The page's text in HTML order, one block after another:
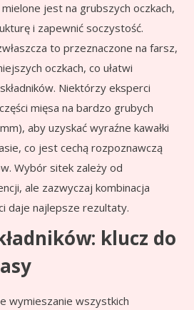
jest na grubszych oczkach,
i zapewnić soczystość.
to przeznaczone na farsz,
oczkach, co ułatwi
Niektórzy eksperci
mięsa na bardzo grubych
aby uzyskać wyraźne kawałki
co jest cechą rozpoznawczą
Wybór sitek zależy od
ale zazwyczaj kombinacja
daje najlepsze rezultaty.
klucz do
wymieszanie wszystkich